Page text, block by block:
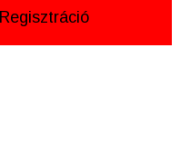
Regisztráció